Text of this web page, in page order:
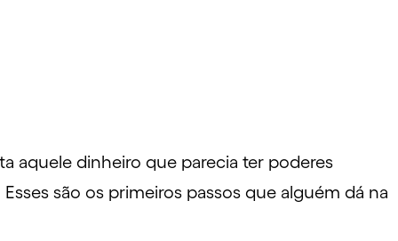
aquele dinheiro que parecia ter poderes
são os primeiros passos que alguém dá na